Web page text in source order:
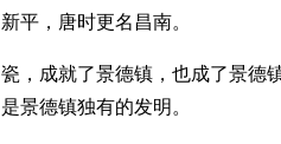
新平，唐时更名昌南。
瓷，成就了景德镇，也成了景德
是景德镇独有的发明。